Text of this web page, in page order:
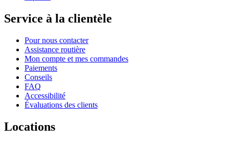
Service à la clientèle
Pour nous contacter
Assistance routière
Mon compte et mes commandes
Paiements
Conseils
FAQ
Accessibilité
Évaluations des clients
Locations